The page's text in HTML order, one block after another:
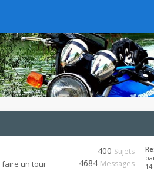
faire un tour
400 Sujets
4684 Messages